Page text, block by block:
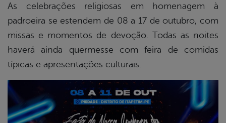
As celebrações religiosas em homenagem à
padroeira se estendem de 08 a 17 de outubro, com
missas e momentos de devoção. Todas as noites
haverá ainda quermesse com feira de comidas
típicas e apresentações culturais.